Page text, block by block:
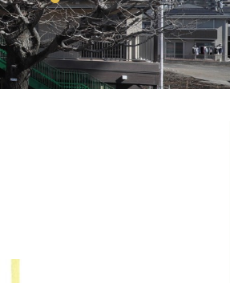
園の概要課外教室
地域開放
お問い合わせ